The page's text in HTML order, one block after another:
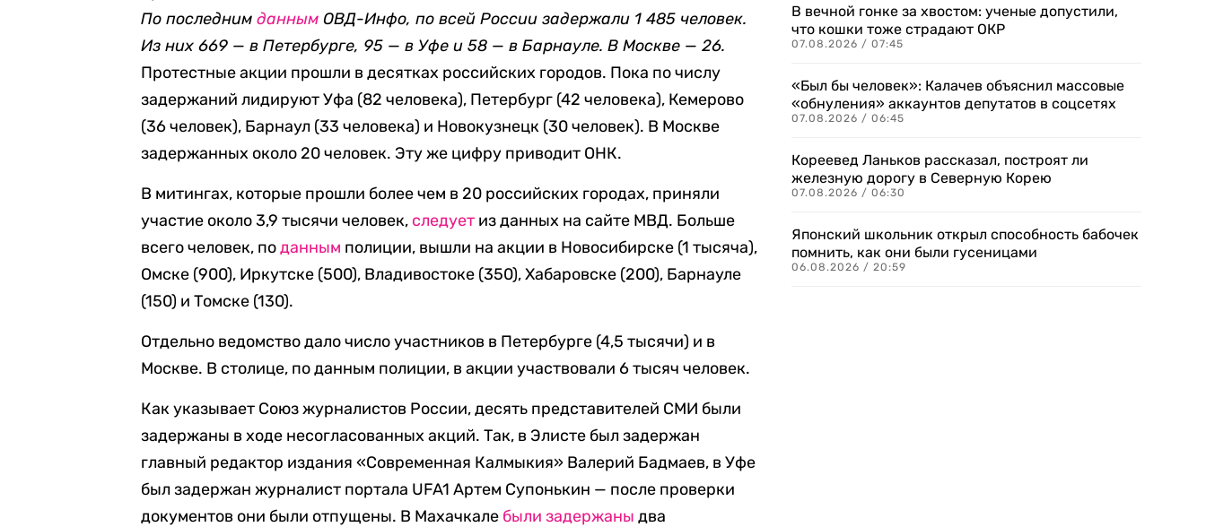
По последнимданным ОВД-Инфо, по всей России задержали 1 485 человек.
Из них 669 — в Петербурге, 95 — в Уфе и 58 — в Барнауле. В Москве — 26.
Протестные акции прошли в десятках российских городов. Пока по числу
задержаний лидируют Уфа (82 человека), Петербург (42 человека), Кемерово
(36 человек), Барнаул (33 человека) и Новокузнецк (30 человек). В Москве
задержанных около 20 человек. Эту же цифру приводит ОНК.
В митингах, которые прошли более чем в 20 российских городах, приняли
участие около 3,9 тысячи человек, следует из данных на сайте МВД. Больше
всего человек, поданным полиции, вышли на акции в Новосибирске (1 тысяча),
Омске (900), Иркутске (500), Владивостоке (350), Хабаровске (200), Барнауле
(150) и Томске (130).
Отдельно ведомство дало число участников в Петербурге (4,5 тысячи) и в
Москве. В столице, по данным полиции, в акции участвовали 6 тысяч человек.
Как указывает Союз журналистов России, десять представителей СМИ были
задержаны в ходе несогласованных акций. Так, в Элисте был задержан
главный редактор издания «Современная Калмыкия» Валерий Бадмаев, в Уфе
был задержан журналист портала UFA1 Артем Супонькин — после проверки
документов они были отпущены. В Махачкале были задержаны два
В вечной гонке за хвостом: ученые допустили,
что кошки тоже страдают ОКР
07.08.2026 / 07:45
«Был бы человек»: Калачев объяснил массовые
«обнуления» аккаунтов депутатов в соцсетях
07.08.2026 / 06:45
Кореевед Ланьков рассказал, построят ли
железную дорогу в Северную Корею
07.08.2026 / 06:30
Японский школьник открыл способность бабочек
помнить, как они были гусеницами
06.08.2026 / 20:59